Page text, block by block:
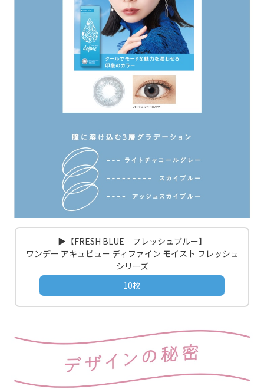
▶【FRESH BLUE フレッシュブルー】
ワンデー アキュビュー ディファイン モイスト フレッシュ
シリーズ
10枚